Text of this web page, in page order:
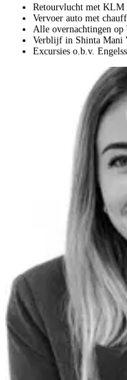
Retourvlucht met KLM
Vervoer auto met
Alle overnachtingen op
Verblijf in Shinta Mani
Excursies o.b.v.